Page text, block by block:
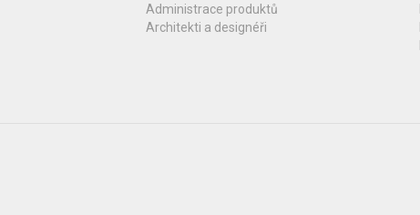
Administrace produktů
Architekti a designéři